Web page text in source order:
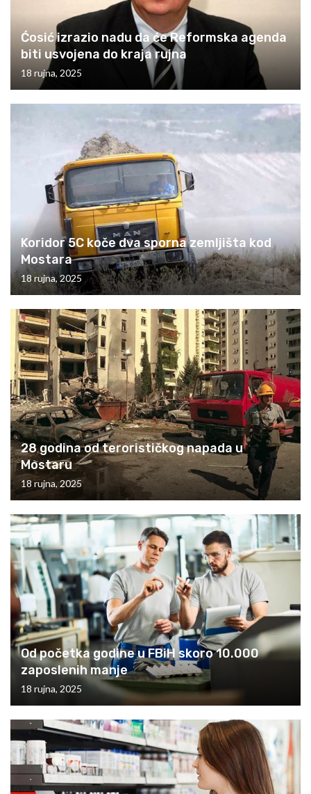
Ćosić izrazio nadu da će Reformska agenda
biti usvojena do kraja rujna
18 rujna, 2025
Koridor 5C koče dva sporna zemljišta kod
Mostara
18 rujna, 2025
28 godina od terorističkog napada u
Mostaru
18 rujna, 2025
Od početka godine u FBiH skoro 10.000
zaposlenih manje
18 rujna, 2025